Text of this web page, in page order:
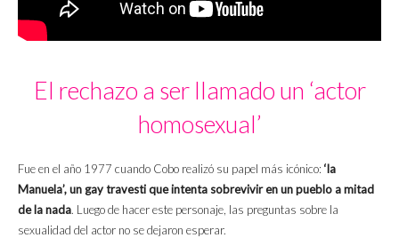
El rechazo a ser llamado un ‘actor
homosexual’
Fue en el año 1977 cuando Cobo realizó su papel más icónico: ‘la
Manuela’, un gay travesti que intenta sobrevivir en un pueblo a mitad
de la nada. Luego de hacer este personaje, las preguntas sobre la
sexualidad del actor no se dejaron esperar.